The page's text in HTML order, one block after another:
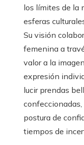
los límites de la
esferas
Su visión
femenina a
valor a la
expresión
lucir prendas
postura de
tiempos de